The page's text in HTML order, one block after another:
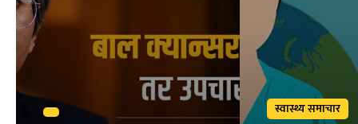
स्वास्थ्य समाचार